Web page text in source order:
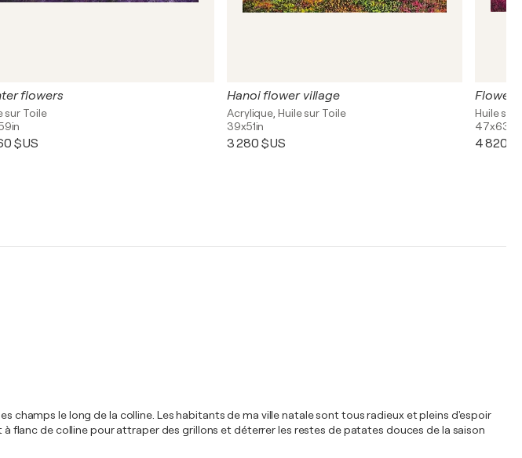
flowers
sur Toile
$US
Hanoi flower village
Acrylique, Huile sur Toile
39x51in
3 280 $US
Flower
Huile sur
47x63in
4 820
champs le long de la colline. Les habitants de ma ville natale sont tous radieux et pleins d'espoir
flanc de colline pour attraper des grillons et déterrer les restes de patates douces de la saison